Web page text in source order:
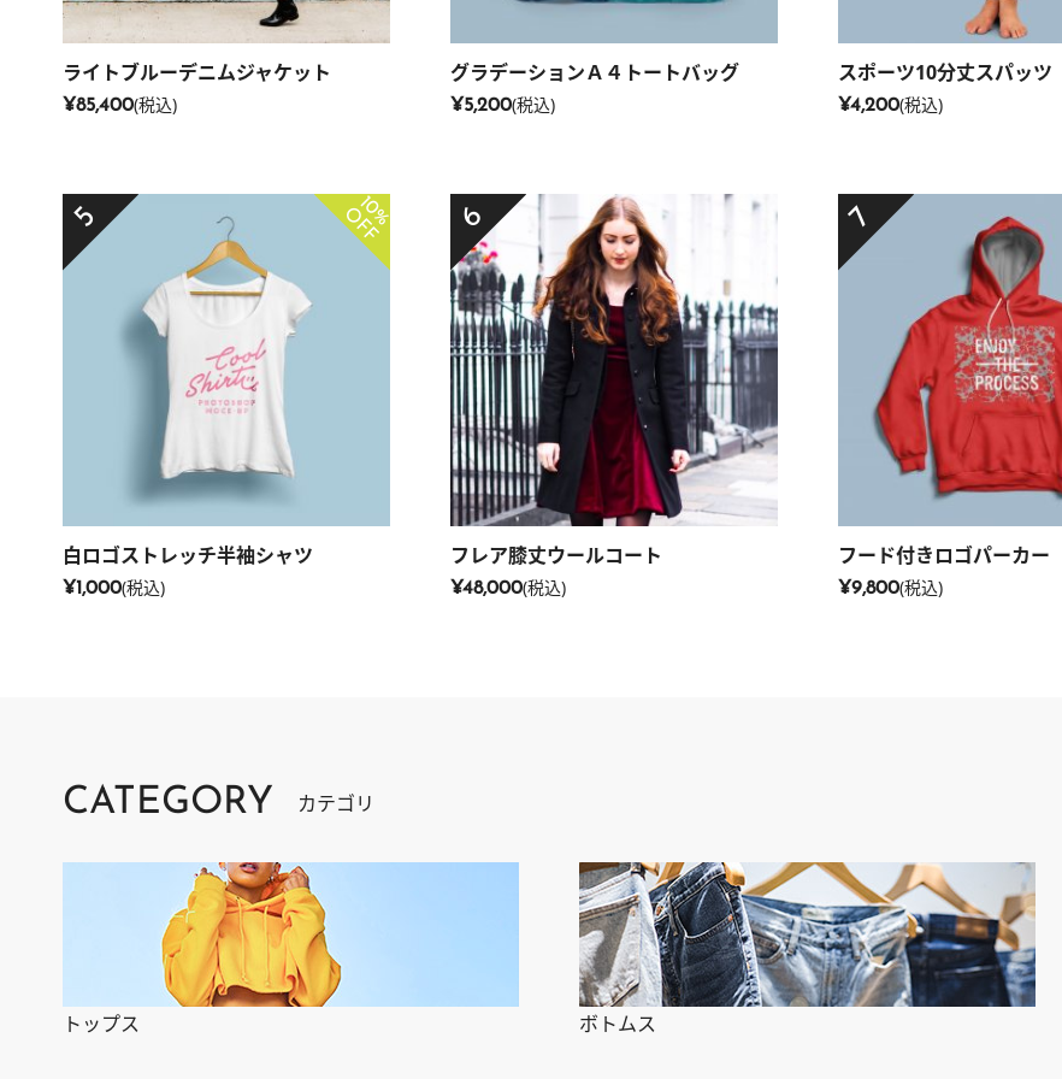
ライトブルーデニムジャケット
¥85,400(税込)
グラデーションＡ４トートバッグ
¥5,200(税込)
スポーツ10分丈スパッツ
¥4,200(税込)
5 10%
OFF
白ロゴストレッチ半袖シャツ
¥1,000(税込)
6
フレア膝丈ウールコート
¥48,000(税込)
7
フード付きロゴパーカー
¥9,800(税込)
CATEGORY カテゴリ
トップス ボトムス